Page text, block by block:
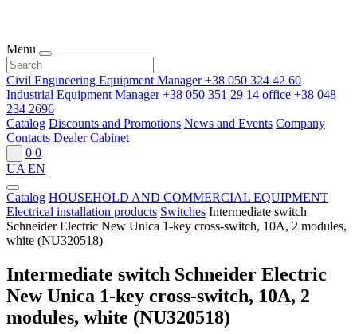
Menu
Civil Engineering Equipment Manager+38 050 324 42 60
Industrial Equipment Manager+38 050 351 29 14 office +38 048
234 2696
Catalog Discounts and Promotions News and Events Company
Contacts Dealer Cabinet
0 0
UA EN
Catalog HOUSEHOLD AND COMMERCIAL EQUIPMENT
Electrical installation products Switches Intermediate switch
Schneider Electric New Unica 1-key cross-switch, 10A, 2 modules,
white (NU320518)
Intermediate switch Schneider Electric
New Unica 1-key cross-switch, 10A, 2
modules, white (NU320518)